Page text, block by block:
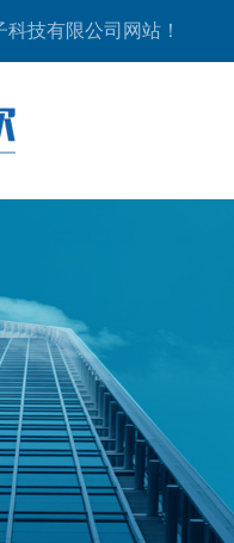
技有限公司网站！